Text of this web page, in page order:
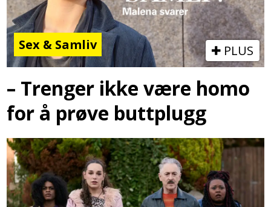
Sex & Samliv PLUS
– Trenger ikke være homo
for å prøve buttplugg